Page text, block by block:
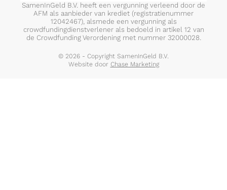
SamenInGeld B.V. heeft een vergunning verleend door de
AFM als aanbieder van krediet (registratienummer
12042467), alsmede een vergunning als
crowdfundingdienstverlener als bedoeld in artikel 12 van
de Crowdfunding Verordening met nummer 32000028.
© 2026 - Copyright SamenInGeld B.V.
Website door Chase Marketing